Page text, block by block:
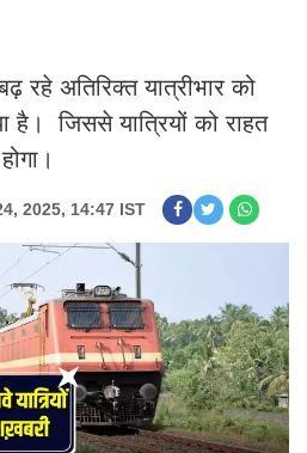
रहे अतिरिक्त यात्रीभार को
है। जिससे यात्रियों को राहत
2025, 14:47 IST